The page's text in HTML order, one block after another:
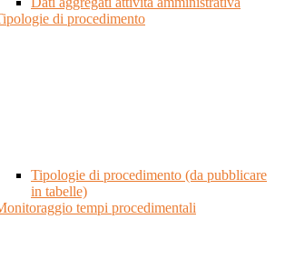
di procedimento
Tipologie di procedimento (da pubblicare
in tabelle)
tempi procedimentali